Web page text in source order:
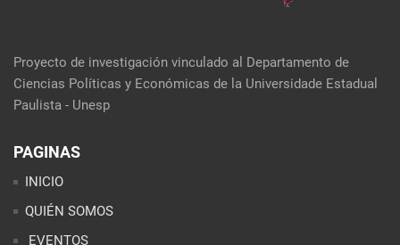
Proyecto de investigación vinculado al Departamento de
Ciencias Políticas y Económicas de la Universidade Estadual
Paulista - Unesp
PAGINAS
INICIO
QUIÉN SOMOS
EVENTOS